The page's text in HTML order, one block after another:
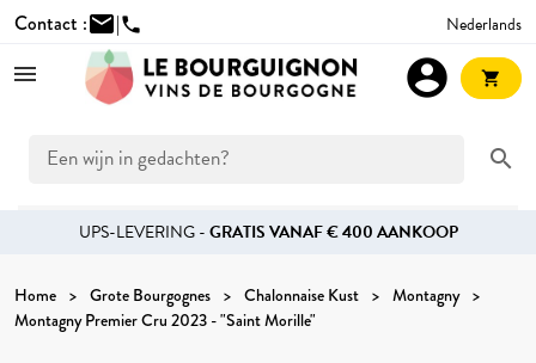
Contact :mail|phone Nederlands
search
account_circle shopping_cart
UPS-LEVERING -GRATIS VANAF € 400 AANKOOP
Home Grote Bourgognes Chalonnaise Kust
Montagny
Montagny Premier Cru 2023 - "Saint Morille"